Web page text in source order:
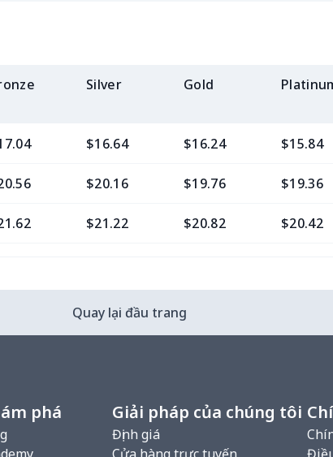
Silver Gold
$16.64 $16.24 $15.84
$20.16 $19.76 $19.36
$21.22 $20.82 $20.42
Quay lại đầu trang
phá Giải pháp của chúng tôi
Định giá